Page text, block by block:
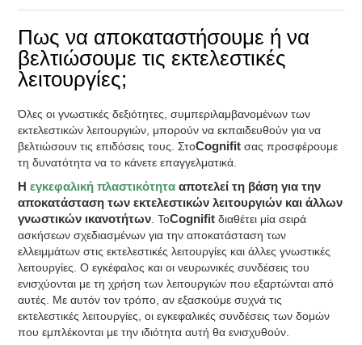
Πως να αποκαταστήσουμε ή να
βελτιώσουμε τις εκτελεστικές
λειτουργίες;
Όλες οι γνωστικές δεξιότητες, συμπεριλαμβανομένων των
εκτελεστικών λειτουργιών, μπορούν να εκπαιδευθούν για να
βελτιώσουν τις επιδόσεις τους. ΣτοCognifitσας προσφέρουμε
τη δυνατότητα να το κάνετε επαγγελματικά.
H εγκεφαλική πλαστικότητα αποτελεί τη βάση για την
αποκατάσταση των εκτελεστικών λειτουργιών και άλλων
γνωστικών ικανοτήτων. ToCognifit διαθέτει μία σειρά
ασκήσεων σχεδιασμένων για την αποκατάσταση των
ελλειμμάτων στις εκτελεστικές λειτουργίες και άλλες γνωστικές
λειτουργίες. Ο εγκέφαλος και οι νευρωνικές συνδέσεις του
ενισχύονται με τη χρήση των λειτουργιών που εξαρτώνται από
αυτές. Με αυτόν τον τρόπο, αν εξασκούμε συχνά τις
εκτελεστικές λειτουργίες, οι εγκεφαλικές συνδέσεις των δομών
που εμπλέκονται με την ιδιότητα αυτή θα ενισχυθούν.